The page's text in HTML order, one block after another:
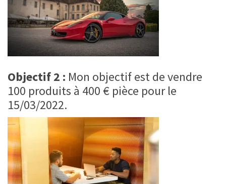
Objectif 2 : Mon objectif est de vendre
100 produits à 400 € pièce pour le
15/03/2022.